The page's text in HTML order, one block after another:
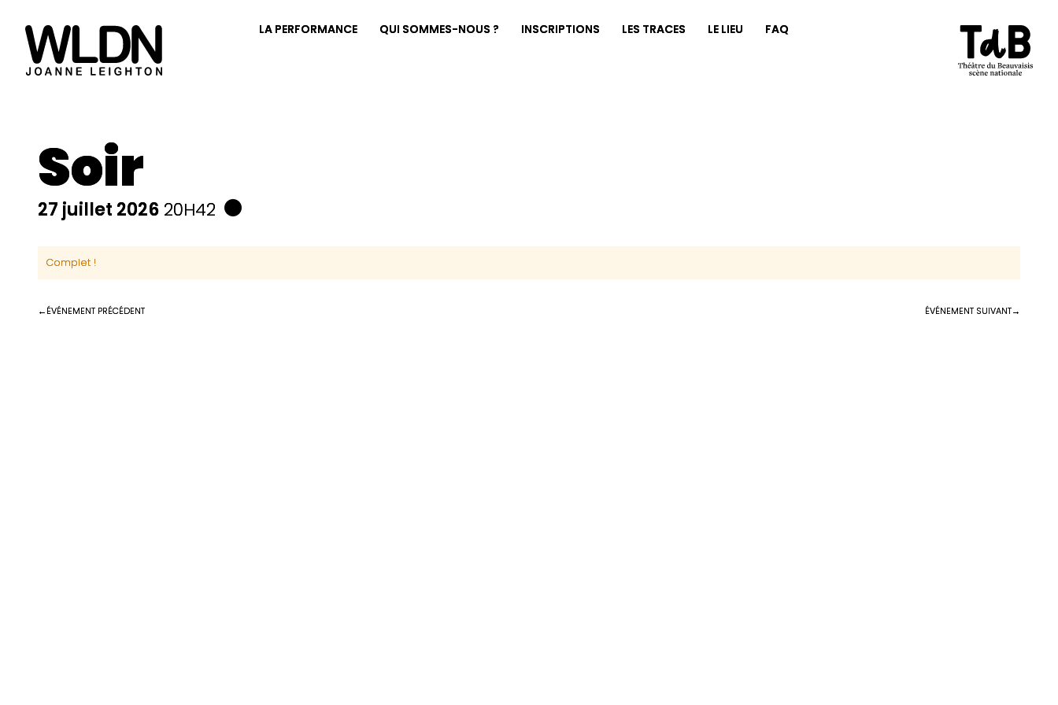
LA PERFORMANCE QUI SOMMES-NOUS ? INSCRIPTIONS LES TRACES LE LIEU FAQ
Soir
27 juillet 2026 20H42
Complet !
ÉVÉNEMENT PRÉCÉDENT ÉVÉNEMENT SUIVANT